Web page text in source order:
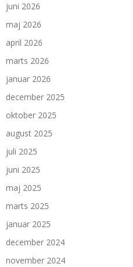
juni 2026
maj 2026
april 2026
marts 2026
januar 2026
december 2025
oktober 2025
august 2025
juli 2025
juni 2025
maj 2025
marts 2025
januar 2025
december 2024
november 2024